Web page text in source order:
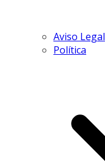
Aviso Legal
Política